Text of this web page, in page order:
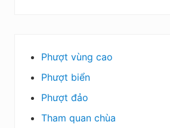
Phượt vùng cao
Phượt biển
Phượt đảo
Tham quan chùa